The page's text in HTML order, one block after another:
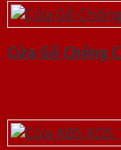
Cửa Gỗ Chống